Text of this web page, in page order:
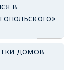
в
домов